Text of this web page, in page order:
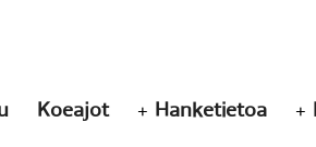
Koeajot Hanketietoa